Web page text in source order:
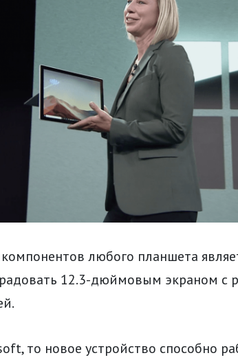
любого планшета
12.3-дюймовым экраном с
то новое устройство способно